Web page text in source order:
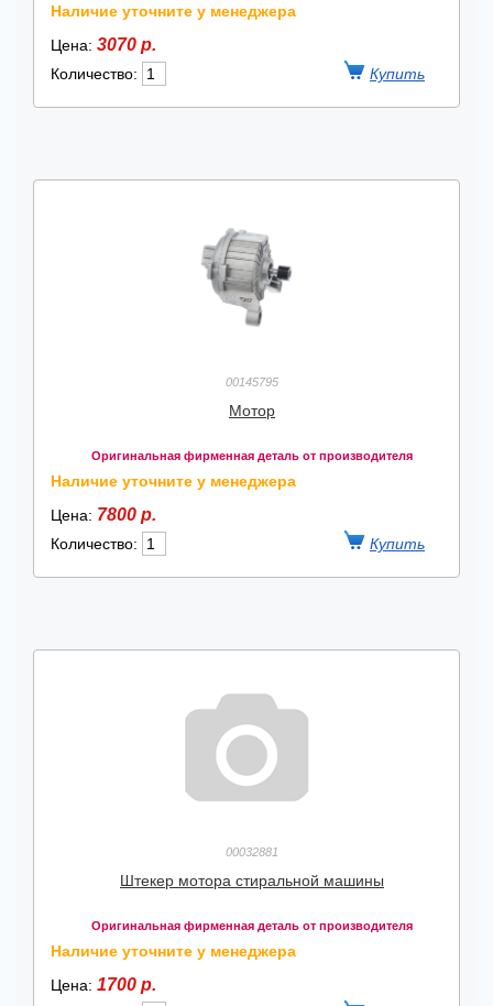
Наличие уточните у менеджера
Цена: 3070 р.
Количество:
00145795
Мотор
Оригинальная фирменная деталь от производителя
Наличие уточните у менеджера
Цена: 7800 р.
Количество:
00032881
Штекер мотора стиральной машины
Оригинальная фирменная деталь от производителя
Наличие уточните у менеджера
Цена: 1700 р.